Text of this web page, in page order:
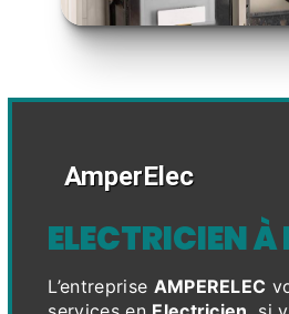
AmperElec
ELECTRICIEN
L’entreprise AMPERELEC